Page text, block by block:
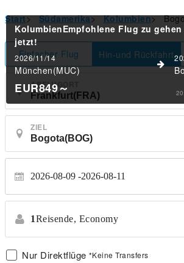
Start> Südamerika> Kolumbien>
Einfacher Flug Hin-und Rückfahrt
ABFLUGORT
ZIEL
2026-08-09 2026-08-11
1Reisende, Economy
Nur Direktflüge *Keine Transfers
KolumbienEmpfohlene Flug zu gehen
jetzt!
2026/11/14
München(MUC)
EUR849～